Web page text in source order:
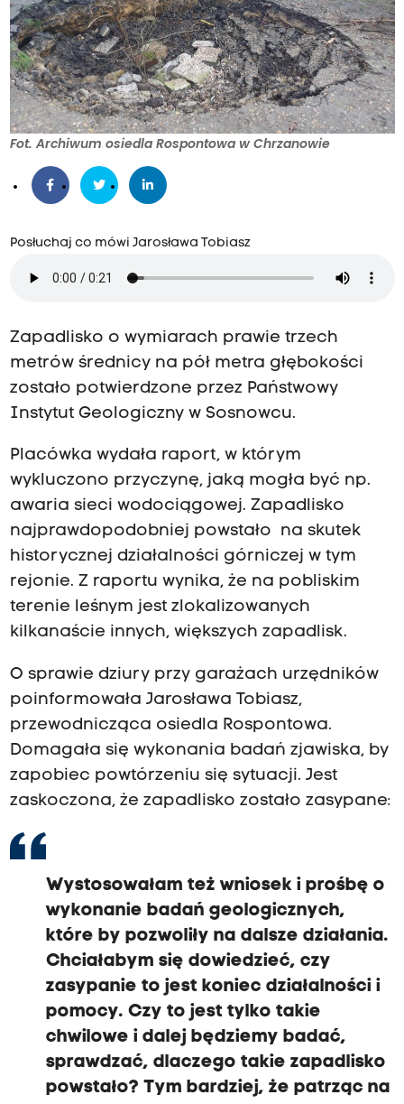
Fot. Archiwum osiedla Rospontowa w Chrzanowie
Posłuchaj co mówi Jarosława Tobiasz
Zapadlisko o wymiarach prawie trzech
metrów średnicy na pół metra głębokości
zostało potwierdzone przez Państwowy
Instytut Geologiczny w Sosnowcu.
Placówka wydała raport, w którym
wykluczono przyczynę, jaką mogła być np.
awaria sieci wodociągowej. Zapadlisko
najprawdopodobniej powstało na skutek
historycznej działalności górniczej w tym
rejonie. Z raportu wynika, że na pobliskim
terenie leśnym jest zlokalizowanych
kilkanaście innych, większych zapadlisk.
O sprawie dziury przy garażach urzędników
poinformowała Jarosława Tobiasz,
przewodnicząca osiedla Rospontowa.
Domagała się wykonania badań zjawiska, by
zapobiec powtórzeniu się sytuacji. Jest
zaskoczona, że zapadlisko zostało zasypane:
Wystosowałam też wniosek i prośbę o
wykonanie badań geologicznych,
które by pozwoliły na dalsze działania.
Chciałabym się dowiedzieć, czy
zasypanie to jest koniec działalności i
pomocy. Czy to jest tylko takie
chwilowe i dalej będziemy badać,
sprawdzać, dlaczego takie zapadlisko
powstało? Tym bardziej, że patrząc na